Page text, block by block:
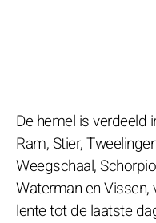
De hemel is verdeeld
Ram, Stier,
Weegschaal,
Waterman en
lente tot de laatste